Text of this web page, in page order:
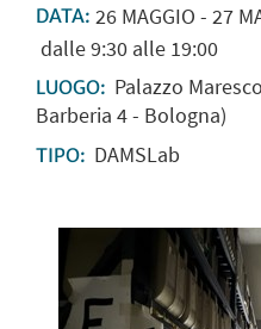
DATA: 26MAGGIO - 27
dalle 9:30 alle 19:00
LUOGO: Palazzo
Barberia 4 - Bologna)
TIPO: DAMSLab